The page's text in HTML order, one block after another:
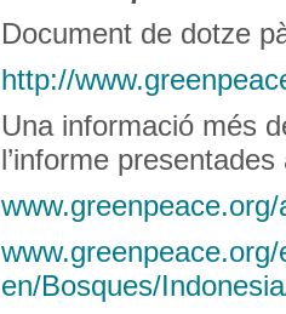
Document de dotze
http://
Una informació més
l’informe
en/Bosques/